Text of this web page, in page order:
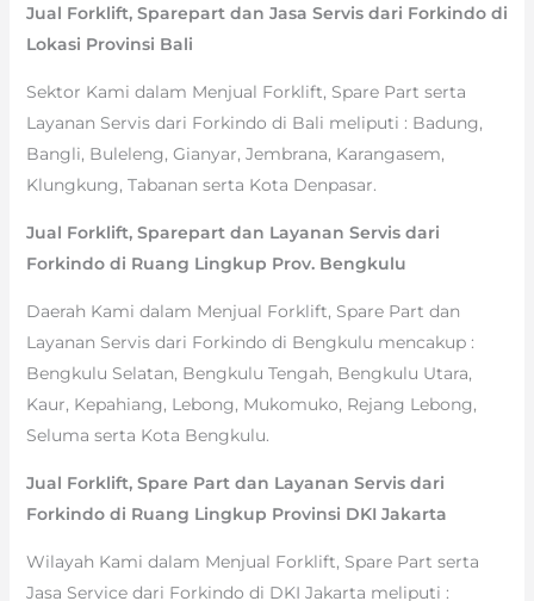
Jual Forklift, Sparepart dan Jasa Servis dari Forkindo di
Lokasi Provinsi Bali
Sektor Kami dalam Menjual Forklift, Spare Part serta
Layanan Servis dari Forkindo di Bali meliputi : Badung,
Bangli, Buleleng, Gianyar, Jembrana, Karangasem,
Klungkung, Tabanan serta Kota Denpasar.
Jual Forklift, Sparepart dan Layanan Servis dari
Forkindo di Ruang Lingkup Prov. Bengkulu
Daerah Kami dalam Menjual Forklift, Spare Part dan
Layanan Servis dari Forkindo di Bengkulu mencakup :
Bengkulu Selatan, Bengkulu Tengah, Bengkulu Utara,
Kaur, Kepahiang, Lebong, Mukomuko, Rejang Lebong,
Seluma serta Kota Bengkulu.
Jual Forklift, Spare Part dan Layanan Servis dari
Forkindo di Ruang Lingkup Provinsi DKI Jakarta
Wilayah Kami dalam Menjual Forklift, Spare Part serta
Jasa Service dari Forkindo di DKI Jakarta meliputi :